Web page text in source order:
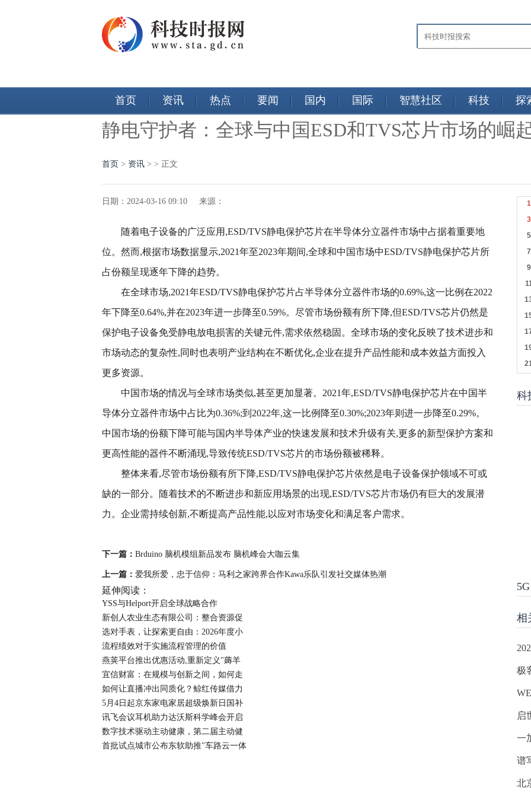
首页 资讯 热点 要闻 国内 国际 智慧社区 科技 探
静电守护者：全球与中国ESD和TVS芯片市场的崛
首页 > 资讯 > > 正文
日期：2024-03-16 09:10 来源：
随着电子设备的广泛应用,ESD/TVS静电保护芯片在半导体分立器件市场中占据着重要地
位。然而,根据市场数据显示,2021年至2023年期间,全球和中国市场中ESD/TVS静电保护芯片所
占份额呈现逐年下降的趋势。
在全球市场,2021年ESD/TVS静电保护芯片占半导体分立器件市场的0.69%,这一比例在2022
年下降至0.64%,并在2023年进一步降至0.59%。尽管市场份额有所下降,但ESD/TVS芯片仍然是
保护电子设备免受静电放电损害的关键元件,需求依然稳固。全球市场的变化反映了技术进步和
市场动态的复杂性,同时也表明产业结构在不断优化,企业在提升产品性能和成本效益方面投入
更多资源。
中国市场的情况与全球市场类似,甚至更加显著。2021年,ESD/TVS静电保护芯片在中国半
导体分立器件市场中占比为0.36%;到2022年,这一比例降至0.30%;2023年则进一步降至0.29%。
中国市场的份额下降可能与国内半导体产业的快速发展和技术升级有关,更多的新型保护方案和
更高性能的器件不断涌现,导致传统ESD/TVS芯片的市场份额被稀释。
整体来看,尽管市场份额有所下降,ESD/TVS静电保护芯片依然是电子设备保护领域不可或
缺的一部分。随着技术的不断进步和新应用场景的出现,ESD/TVS芯片市场仍有巨大的发展潜
力。企业需持续创新,不断提高产品性能,以应对市场变化和满足客户需求。
下一篇： Brduino 脑机模组新品发布 脑机峰会大咖云集
上一篇： 爱我所爱，忠于信仰：马利之家跨界合作Kawa乐队引发社交媒体热潮
延伸阅读：
YSS与Helport开启全球战略合作
新创人农业生态有限公司：整合资源促
选对手表，让探索更自由：2026年度小
流程绩效对于实施流程管理的价值
燕荚平台推出优惠活动,重新定义"薅羊
宜信财富：在规模与创新之间，如何走
如何让直播冲出同质化？鲸红传媒借力
5月4日起京东家电家居超级焕新日国补
讯飞会议耳机助力达沃斯科学峰会开启
数字技术驱动主动健康，第二届主动健
首批试点城市公布东软助推"车路云一体
科
5G
相
极
启
一
谱
北